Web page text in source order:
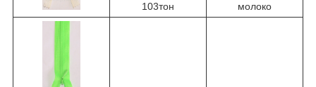
103тон молоко